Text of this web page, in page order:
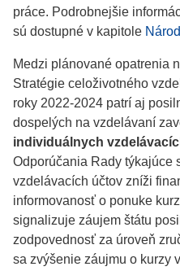
práce. Podrobnejšie
sú dostupné v kapitole
Medzi plánované opatrenia
Stratégie celoživotného
roky 2022-2024 patrí aj
dospelých na vzdelávaní
individuálnych
Odporúčania Rady týkajúce
vzdelávacích účtov zníži
informovanosť o ponuke
signalizuje záujem štátu
zodpovednosť za úroveň
sa zvýšenie záujmu o kurzy